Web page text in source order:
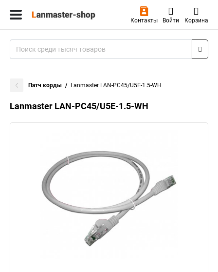
Контакты Войти Корзина
Патч корды Lanmaster LAN-PC45/U5E-1.5-WH
Lanmaster LAN-PC45/U5E-1.5-WH